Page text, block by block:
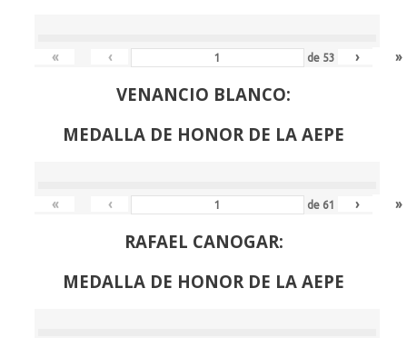
« ‹ de 53 › »
VENANCIO BLANCO:
MEDALLA DE HONOR DE LA AEPE
« ‹ de 61 › »
RAFAEL CANOGAR:
MEDALLA DE HONOR DE LA AEPE